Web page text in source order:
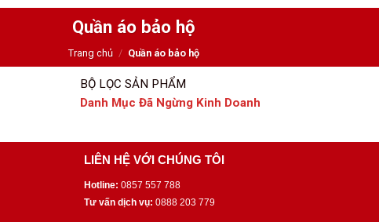
Quần áo bảo hộ
Trang chủ / Quần áo bảo hộ
BỘ LỌC SẢN PHẨM
Danh Mục Đã Ngừng Kinh Doanh
LIÊN HỆ VỚI CHÚNG TÔI
Hotline: 0857 557 788
Tư vấn dịch vụ: 0888 203 779